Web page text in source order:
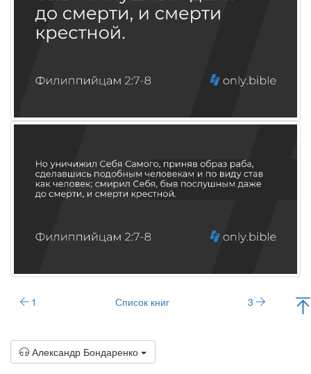
1 Список книг 3
Александр Бондаренко